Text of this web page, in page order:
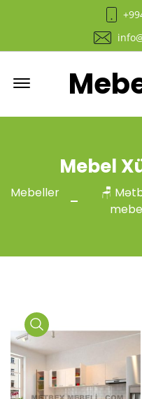
Mebel
Mebeller
🪑
Media
Gallery